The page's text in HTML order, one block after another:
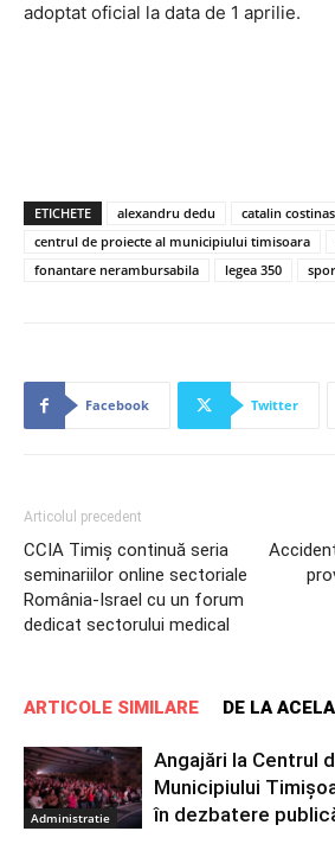
adoptat oficial la data de 1 aprilie.
ETICHETE alexandru dedu
catalin costinas
centrul de proiecte al municipiului timisoara
fonantare nerambursabila
legea 350
Facebook Twitter
Articolul precedent
CCIA Timiș continuă seria
seminariilor online sectoriale
România-Israel cu un forum
dedicat sectorului medical
ARTICOLE SIMILARE DE LA
Administratie
Angajări la Centrul
Municipiului
în dezbatere